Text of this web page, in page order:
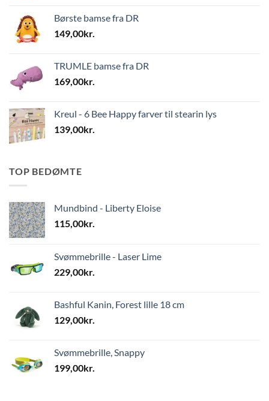
Børste bamse fra DR
149,00kr.
TRUMLE bamse fra DR
169,00kr.
Kreul - 6 Bee Happy farver til stearin lys
139,00kr.
TOP BEDØMTE
Mundbind - Liberty Eloise
115,00kr.
Svømmebrille - Laser Lime
229,00kr.
Bashful Kanin, Forest lille 18 cm
129,00kr.
Svømmebrille, Snappy
199,00kr.